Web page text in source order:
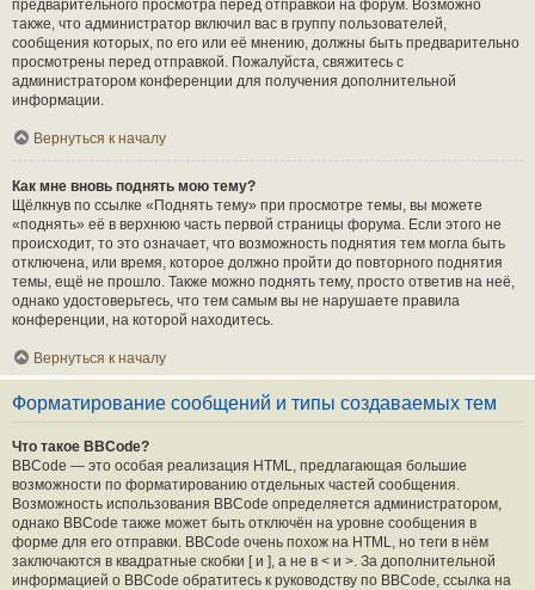
предварительного просмотра перед отправкой на форум. Возможно
также, что администратор включил вас в группу пользователей,
сообщения которых, по его или её мнению, должны быть предварительно
просмотрены перед отправкой. Пожалуйста, свяжитесь с
администратором конференции для получения дополнительной
информации.
Вернуться к началу
Как мне вновь поднять мою тему?
Щёлкнув по ссылке «Поднять тему» при просмотре темы, вы можете
«поднять» её в верхнюю часть первой страницы форума. Если этого не
происходит, то это означает, что возможность поднятия тем могла быть
отключена, или время, которое должно пройти до повторного поднятия
темы, ещё не прошло. Также можно поднять тему, просто ответив на неё,
однако удостоверьтесь, что тем самым вы не нарушаете правила
конференции, на которой находитесь.
Вернуться к началу
Форматирование сообщений и типы создаваемых тем
Что такое BBCode?
BBCode — это особая реализация HTML, предлагающая большие
возможности по форматированию отдельных частей сообщения.
Возможность использования BBCode определяется администратором,
однако BBCode также может быть отключён на уровне сообщения в
форме для его отправки. BBCode очень похож на HTML, но теги в нём
заключаются в квадратные скобки [ и ], а не в < и >. За дополнительной
информацией о BBCode обратитесь к руководству по BBCode, ссылка на